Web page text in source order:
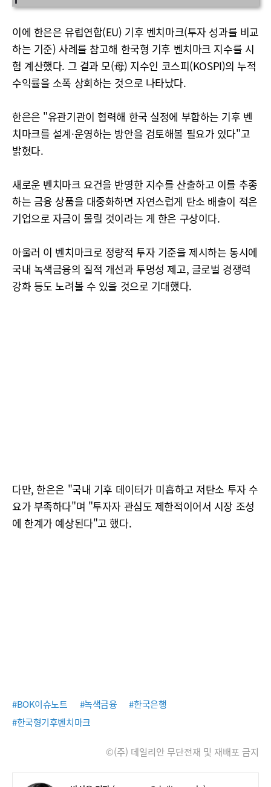
이에 한은은 유럽연합(EU) 기후 벤치마크(투자 성과를 비교
하는 기준) 사례를 참고해 한국형 기후 벤치마크 지수를 시
험 계산했다. 그 결과 모(母) 지수인 코스피(KOSPI)의 누적
수익률을 소폭 상회하는 것으로 나타났다.
한은은 "유관기관이 협력해 한국 실정에 부합하는 기후 벤
치마크를 설계·운영하는 방안을 검토해볼 필요가 있다"고
밝혔다.
새로운 벤치마크 요건을 반영한 지수를 산출하고 이를 추종
하는 금융 상품을 대중화하면 자연스럽게 탄소 배출이 적은
기업으로 자금이 몰릴 것이라는 게 한은 구상이다.
아울러 이 벤치마크로 정량적 투자 기준을 제시하는 동시에
국내 녹색금융의 질적 개선과 투명성 제고, 글로벌 경쟁력
강화 등도 노려볼 수 있을 것으로 기대했다.
다만, 한은은 "국내 기후 데이터가 미흡하고 저탄소 투자 수
요가 부족하다"며 "투자자 관심도 제한적이어서 시장 조성
에 한계가 예상된다"고 했다.
#BOK이슈노트 #녹색금융
#한국은행
#한국형기후벤치마크
©(주) 데일리안 무단전재 및 재배포 금지